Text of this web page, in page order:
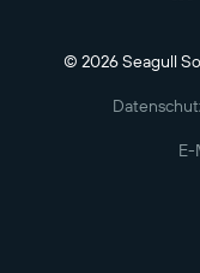
© 2026 Seagull
E-